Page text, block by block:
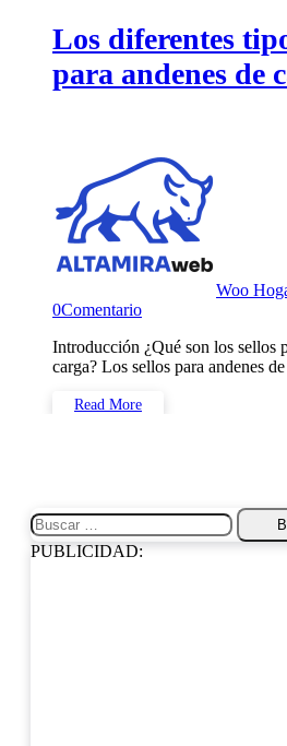
Los diferentes
para andenes de
Woo
0Comentario
Introducción ¿Qué son los sellos para andenes de
carga? Los sellos para andenes
Read More
Buscar:
PUBLICIDAD: